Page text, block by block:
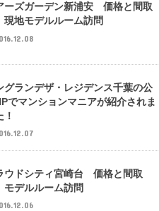
ーズガーデン新浦安 価格と間取
地モデルルーム訪問
グランデザ・レジデンス千葉の公
でマンションマニアが紹介されま
！
ウドシティ宮崎台 価格と間取
デルルーム訪問